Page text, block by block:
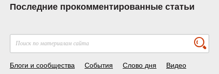
Последние прокомментированные статьи
Блоги и сообщества События Слово дня Видео